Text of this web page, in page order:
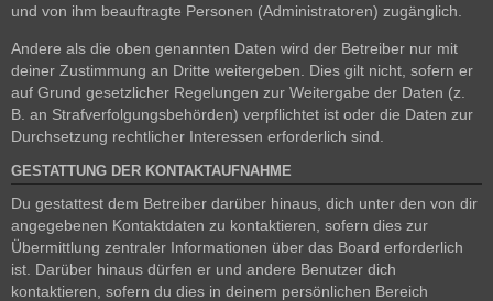
und von ihm beauftragte Personen (Administratoren) zugänglich.
Andere als die oben genannten Daten wird der Betreiber nur mit
deiner Zustimmung an Dritte weitergeben. Dies gilt nicht, sofern er
auf Grund gesetzlicher Regelungen zur Weitergabe der Daten (z.
B. an Strafverfolgungsbehörden) verpflichtet ist oder die Daten zur
Durchsetzung rechtlicher Interessen erforderlich sind.
GESTATTUNG DER KONTAKTAUFNAHME
Du gestattest dem Betreiber darüber hinaus, dich unter den von dir
angegebenen Kontaktdaten zu kontaktieren, sofern dies zur
Übermittlung zentraler Informationen über das Board erforderlich
ist. Darüber hinaus dürfen er und andere Benutzer dich
kontaktieren, sofern du dies in deinem persönlichen Bereich